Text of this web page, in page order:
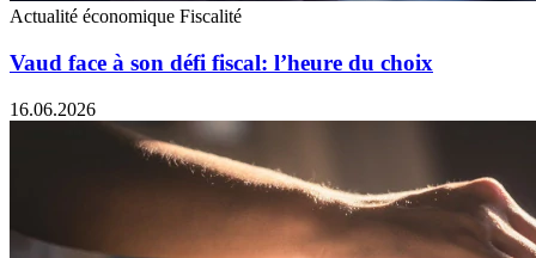
Actualité économique Fiscalité
Vaud face à son défi fiscal: l’heure du choix
16.06.2026